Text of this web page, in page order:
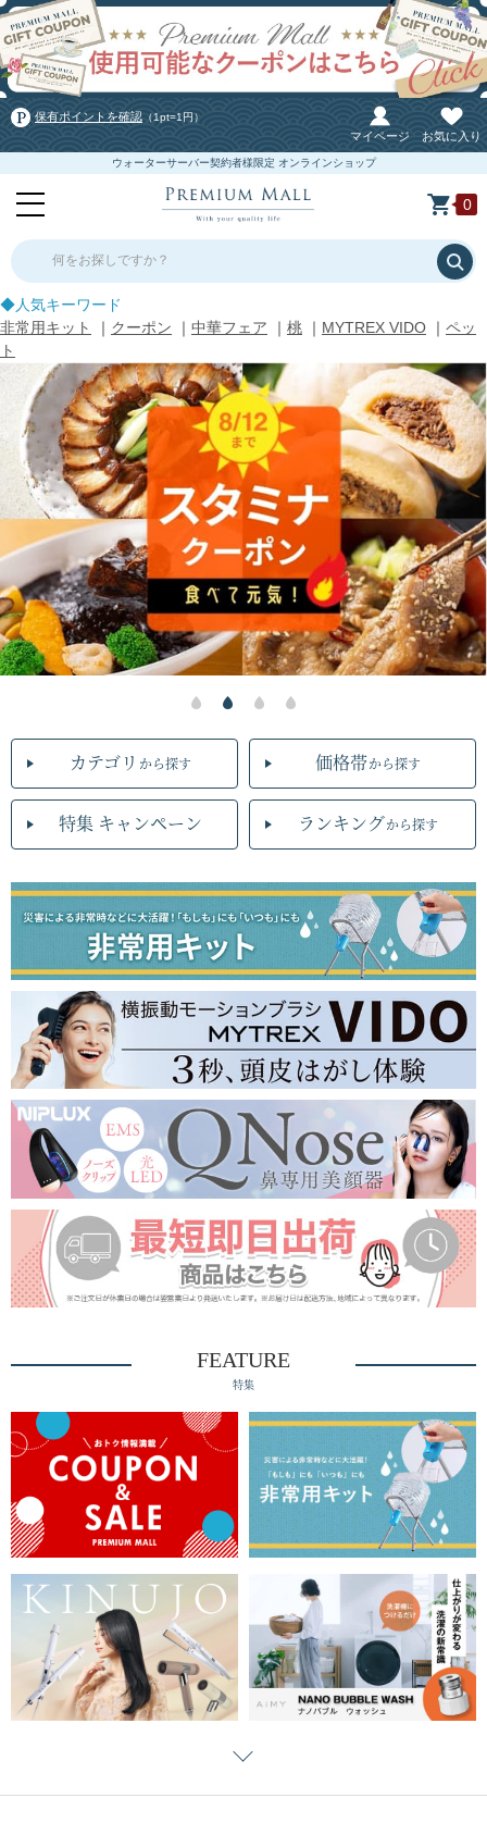
保有ポイントを確認 （1pt=1円）
マイページ お気に入り
ウォーターサーバー契約者様限定 オンラインショップ
0
何をお探しですか？
◆人気キーワード
非常用キット
｜ クーポン ｜ 中華フェア ｜ 桃 ｜ MYTREX VIDO ｜ ペッ
ト
カテゴリ から探す 価格帯から探す
特集 キャンペーン ランキングから探す
FEATURE
特集